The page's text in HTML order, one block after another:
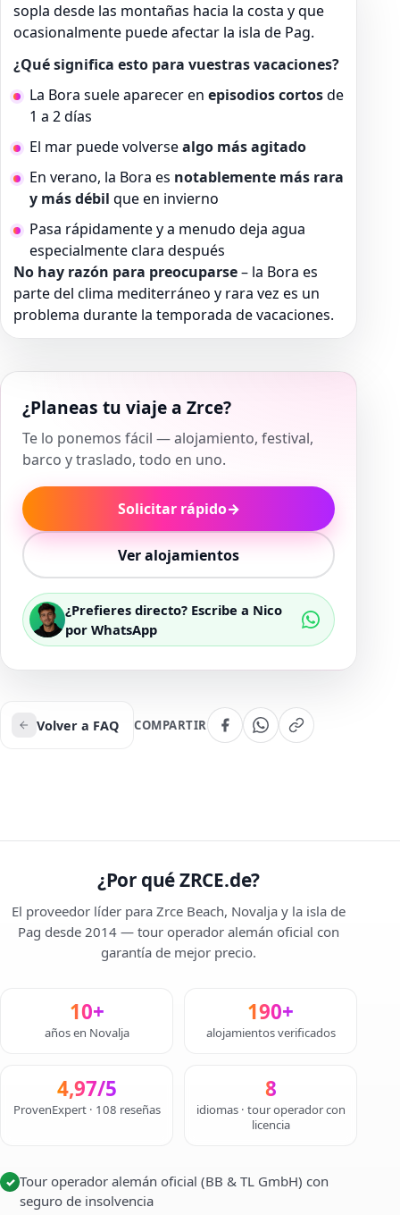
sopla desde las montañas hacia la costa y que
ocasionalmente puede afectar la isla de Pag.
¿Qué significa esto para vuestras vacaciones?
La Bora suele aparecer en episodios cortosde
1 a 2 días
El mar puede volversealgo más agitado
En verano, la Bora es notablemente más rara
y más débil que en invierno
Pasa rápidamente y a menudo deja agua
especialmente clara después
No hay razón para preocuparse– la Bora es
parte del clima mediterráneo y rara vez es un
problema durante la temporada de vacaciones.
¿Planeas tu viaje a Zrce?
Te lo ponemos fácil — alojamiento, festival,
barco y traslado, todo en uno.
Solicitar rápido→
Ver alojamientos
¿Prefieres directo? Escribe a Nico
por WhatsApp
Volver a FAQ COMPARTIR
¿Por qué ZRCE.de?
El proveedor líder para Zrce Beach, Novalja y la isla de
Pag desde 2014 — tour operador alemán oficial con
garantía de mejor precio.
10+
años en Novalja
190+
alojamientos verificados
4,97/5
ProvenExpert · 108 reseñas
8
idiomas · tour operador con
licencia
✓ Tour operador alemán oficial (BB & TL GmbH) con
seguro de insolvencia